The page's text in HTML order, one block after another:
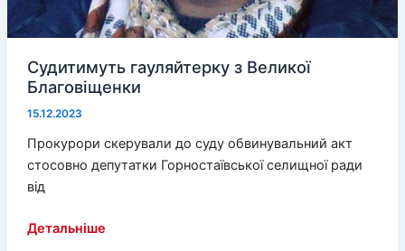
Судитимуть гауляйтерку з Великої
Благовіщенки
15.12.2023
Прокурори скерували до суду обвинувальний акт
стосовно депутатки Горностаївської селищної ради
від
Судитимуть
Детальніше